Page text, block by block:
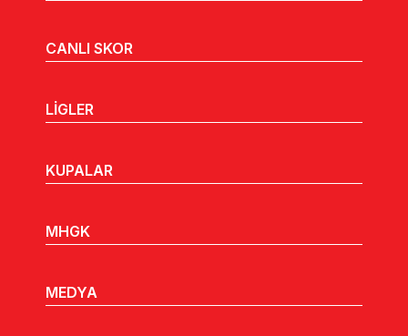
CANLI SKOR
LİGLER
KUPALAR
MHGK
MEDYA